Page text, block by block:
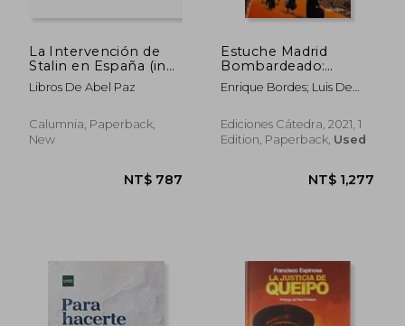
NT$ 1,012 NT$
La Intervención de
Stalin en España (in
Spanish)
Libros De Abel Paz
Calumnia, Paperback,
New
Estuche Madrid
Bombardeado:
Cartografía de la
Destrucción, 1936-
Enrique Bordes; Luis De
Ediciones Cátedra, 2021, 1
Edition, Paperback, Used